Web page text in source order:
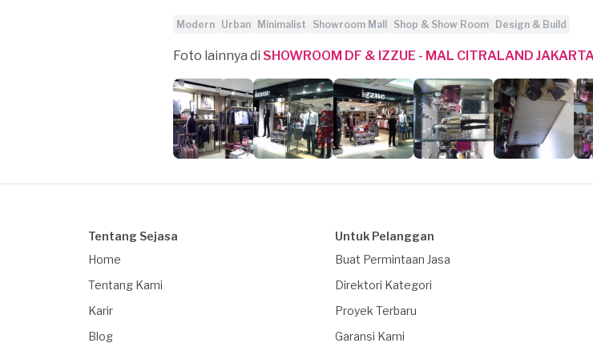
Modern Urban Minimalist Showroom Mall Shop & Show Room Design & Build
Foto lainnya di SHOWROOM DF & IZZUE - MAL CITRALAND
Tentang Sejasa
Home
Tentang Kami
Karir
Blog
Untuk Pelanggan
Buat Permintaan Jasa
Direktori Kategori
Proyek Terbaru
Garansi Kami